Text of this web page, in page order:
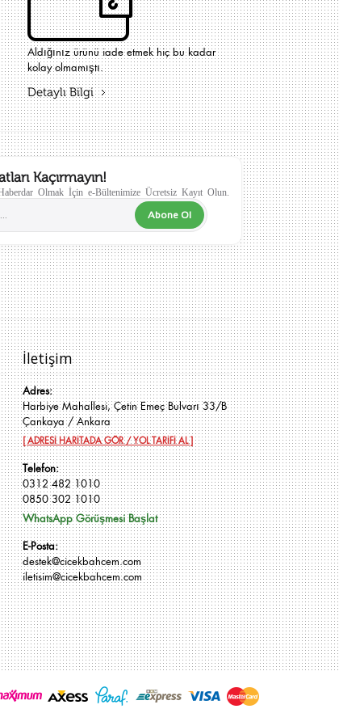
Aldığınız ürünü iade etmek hiç bu kadar
kolay olmamıştı.
Detaylı Bilgi
Kaçırmayın!
Olmak İçin e-Bültenimize Ücretsiz Kayıt Olun.
Abone Ol
İletişim
Adres:
Harbiye Mahallesi, Çetin Emeç Bulvarı 33/B
Çankaya / Ankara
[ ADRESİ HARİTADA GÖR / YOL TARİFİ AL ]
Telefon:
0312 482 1010
0850 302 1010
WhatsApp Görüşmesi Başlat
E-Posta:
destek@cicekbahcem.com
iletisim@cicekbahcem.com